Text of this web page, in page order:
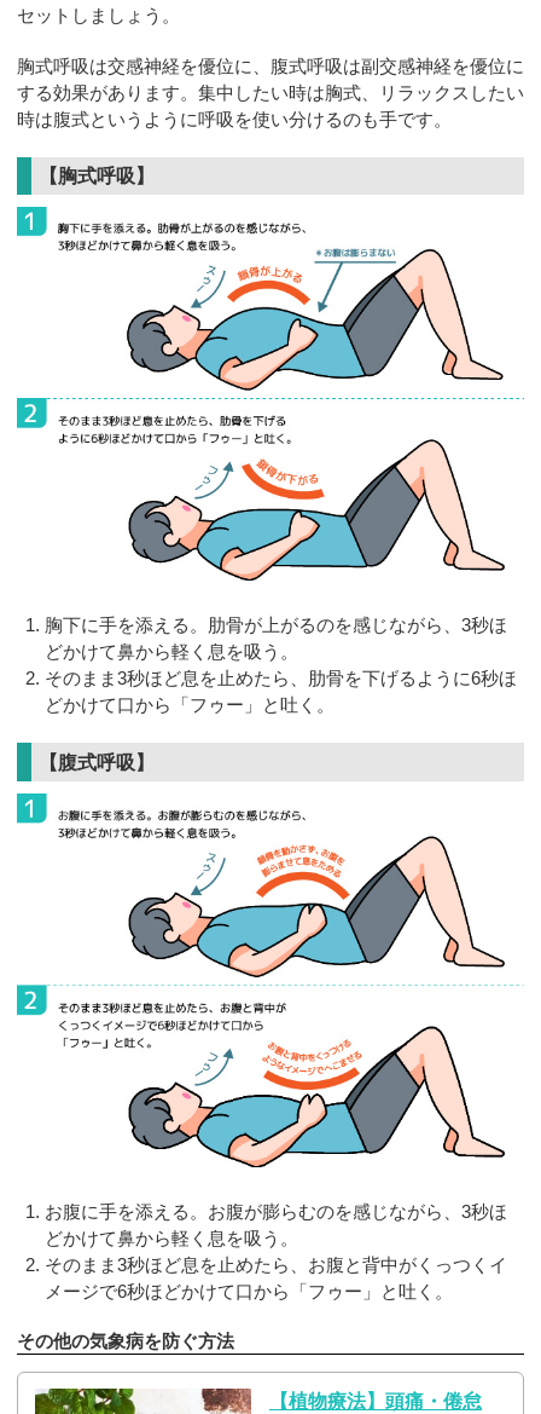
セットしましょう。
胸式呼吸は交感神経を優位に、腹式呼吸は副交感神経を優位に
する効果があります。集中したい時は胸式、リラックスしたい
時は腹式というように呼吸を使い分けるのも手です。
【胸式呼吸】
胸下に手を添える。肋骨が上がるのを感じながら、3秒ほ
どかけて鼻から軽く息を吸う。
そのまま3秒ほど息を止めたら、肋骨を下げるように6秒ほ
どかけて口から「フゥー」と吐く。
【腹式呼吸】
お腹に手を添える。お腹が膨らむのを感じながら、3秒ほ
どかけて鼻から軽く息を吸う。
そのまま3秒ほど息を止めたら、お腹と背中がくっつくイ
メージで6秒ほどかけて口から「フゥー」と吐く。
その他の気象病を防ぐ方法
【植物療法】頭痛・倦怠